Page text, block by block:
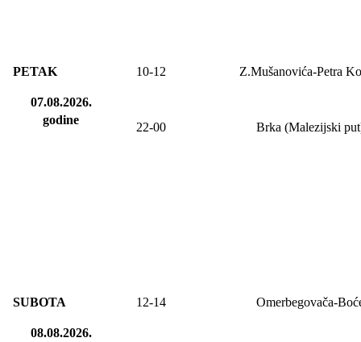
PETAK
07.08.2026.
godine
10-12 Z.Mušanovića-Petra
22-00 Brka (Malezijski
SUBOTA
08.08.2026.
12-14 Omerbegovača-